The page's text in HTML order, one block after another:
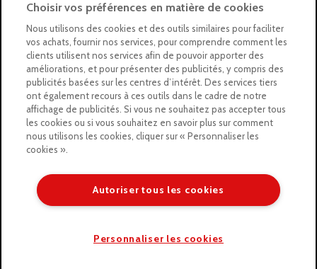
Trouver nos magasins
La newsletter des magasins
Feuilleter le Guide
Gratuit : intégrer le Guide
Marques Beaux-Arts
Matériel pour l’aquarelle
Matériel pour l’acrylique
Matériel pour l’huile
Copyright © 2026 LE GEANT DES BEAUX ARTS
Choisir vos préférences en matière de cookies
Nous utilisons des cookies et des outils similaires pour faciliter
vos achats, fournir nos services, pour comprendre comment les
clients utilisent nos services afin de pouvoir apporter des
améliorations, et pour présenter des publicités, y compris des
publicités basées sur les centres d’intérêt. Des services tiers
ont également recours à ces outils dans le cadre de notre
affichage de publicités. Si vous ne souhaitez pas accepter tous
les cookies ou si vous souhaitez en savoir plus sur comment
nous utilisons les cookies, cliquer sur « Personnaliser les
cookies ».
Autoriser tous les cookies
Personnaliser les cookies